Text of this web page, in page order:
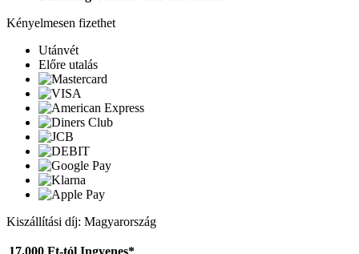
Kényelmesen fizethet
Utánvét
Előre utalás
Kiszállítási díj: Magyarország